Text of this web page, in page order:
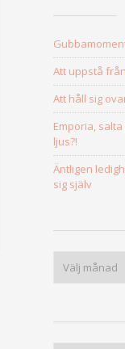
Att uppstå
Att håll sig
Emporia,
ljus?!
Äntligen
sig själv